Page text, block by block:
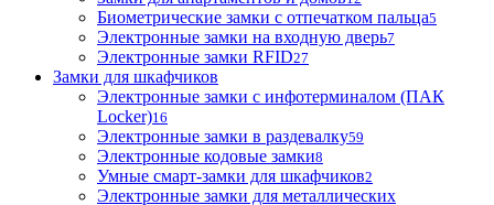
Биометрические замки с отпечатком пальца5
Электронные замки на входную дверь7
Электронные замки RFID27
Замки для шкафчиков
Электронные замки с инфотерминалом (ПАК
Locker)16
Электронные замки в раздевалку59
Электронные кодовые замки8
Умные смарт-замки для шкафчиков2
Электронные замки для металлических